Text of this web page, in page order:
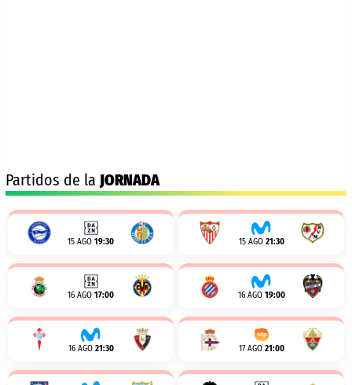
Partidos de la JORNADA
15 AGO 19:30 15 AGO 21:30
16 AGO 17:00 16 AGO 19:00
16 AGO 21:30 17 AGO 21:00